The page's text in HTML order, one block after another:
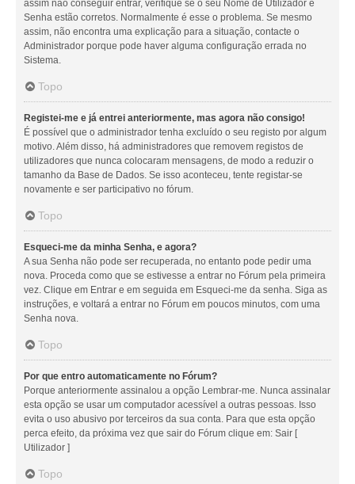
assim não conseguir entrar, verifique se o seu Nome de Utilizador e
Senha estão corretos. Normalmente é esse o problema. Se mesmo
assim, não encontra uma explicação para a situação, contacte o
Administrador porque pode haver alguma configuração errada no
Sistema.
Topo
Registei-me e já entrei anteriormente, mas agora não consigo!
É possível que o administrador tenha excluído o seu registo por algum
motivo. Além disso, há administradores que removem registos de
utilizadores que nunca colocaram mensagens, de modo a reduzir o
tamanho da Base de Dados. Se isso aconteceu, tente registar-se
novamente e ser participativo no fórum.
Topo
Esqueci-me da minha Senha, e agora?
A sua Senha não pode ser recuperada, no entanto pode pedir uma
nova. Proceda como que se estivesse a entrar no Fórum pela primeira
vez. Clique em Entrar e em seguida em Esqueci-me da senha. Siga as
instruções, e voltará a entrar no Fórum em poucos minutos, com uma
Senha nova.
Topo
Por que entro automaticamente no Fórum?
Porque anteriormente assinalou a opção Lembrar-me. Nunca assinalar
esta opção se usar um computador acessível a outras pessoas. Isso
evita o uso abusivo por terceiros da sua conta. Para que esta opção
perca efeito, da próxima vez que sair do Fórum clique em: Sair [
Utilizador ]
Topo